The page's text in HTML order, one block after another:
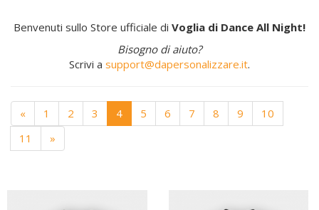
Benvenuti sullo Store ufficiale di Voglia di Dance All Night!
Bisogno di aiuto?
Scrivi a support@dapersonalizzare.it.
« 1 2 3 4 5 6 7 8 9
10
11
»